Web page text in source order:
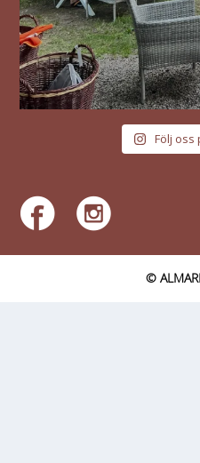
Följ oss
©